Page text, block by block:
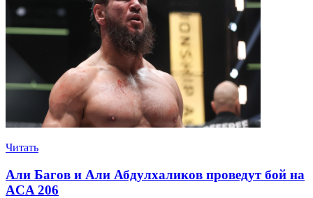
Читать
Али Багов и Али Абдулхаликов проведут бой на
ACA 206